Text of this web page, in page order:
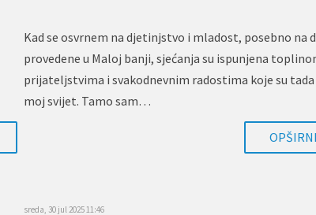
Kad se osvrnem na djetinjstvo i mladost, posebno na
provedene u Maloj banji, sjećanja su ispunjena
prijateljstvima i svakodnevnim radostima koje su
moj svijet. Tamo sam…
sreda, 30 jul 2025 11:46